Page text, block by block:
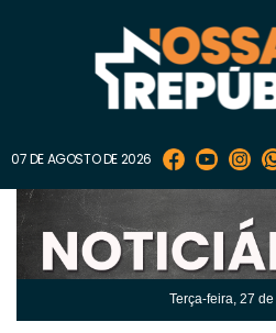
07 DE AGOSTO DE 2026
Terça-feira, 27 de